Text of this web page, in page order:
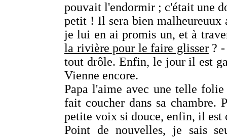
pouvait l'endormir ; c'était une
petit ! Il sera bien malheureuux
je lui en ai promis un, et à
la rivière pour le faire glisser?
tout drôle. Enfin, le jour il est
Vienne encore.
Papa l'aime avec une telle
fait coucher dans sa
petite voix si douce, enfin, il est
Point de nouvelles, je sais